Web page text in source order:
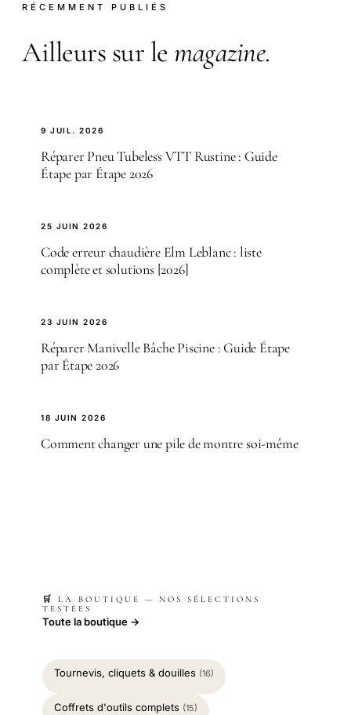
RÉCEMMENT PUBLIÉS
Ailleurs sur le magazine.
9 JUIL. 2026
Réparer Pneu Tubeless VTT Rustine : Guide
Étape par Étape 2026
25 JUIN 2026
Code erreur chaudière Elm Leblanc : liste
complète et solutions [2026]
23 JUIN 2026
Réparer Manivelle Bâche Piscine : Guide Étape
par Étape 2026
18 JUIN 2026
Comment changer une pile de montre soi-même
🛒 LA BOUTIQUE — NOS SÉLECTIONS
TESTÉES
Toute la boutique →
Tournevis, cliquets & douilles (16)
Coffrets d'outils complets (15)